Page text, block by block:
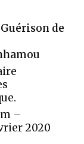
de
–
2020